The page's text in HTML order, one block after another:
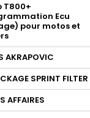
T800+
Ecu
pour motos et
AKRAPOVIC
SPRINT FILTER
AFFAIRES